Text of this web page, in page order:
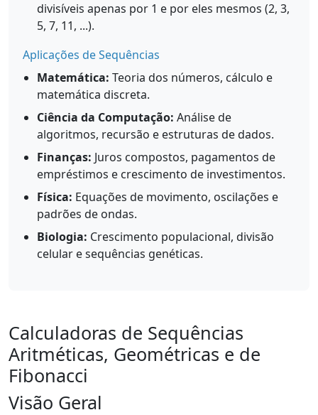
divisíveis apenas por 1 e por eles mesmos (2, 3,
5, 7, 11, ...).
Aplicações de Sequências
Matemática: Teoria dos números, cálculo e
matemática discreta.
Ciência da Computação: Análise de
algoritmos, recursão e estruturas de dados.
Finanças: Juros compostos, pagamentos de
empréstimos e crescimento de investimentos.
Física: Equações de movimento, oscilações e
padrões de ondas.
Biologia: Crescimento populacional, divisão
celular e sequências genéticas.
Calculadoras de Sequências
Aritméticas, Geométricas e de
Fibonacci
Visão Geral